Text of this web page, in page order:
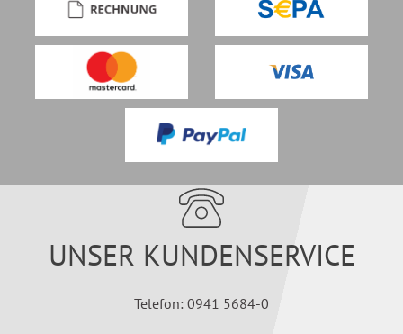
UNSER KUNDENSERVICE
Telefon: 0941 5684-0